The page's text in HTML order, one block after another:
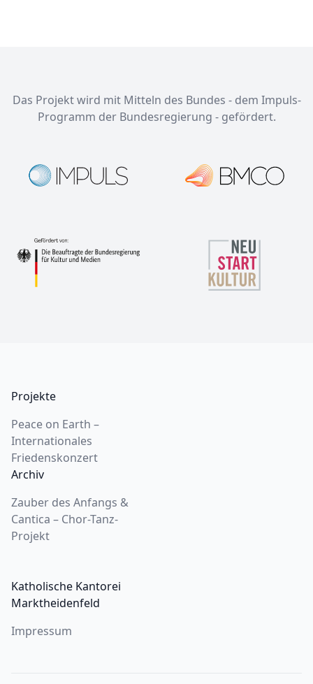
Das Projekt wird mit Mitteln des Bundes - dem Impuls-
Programm der Bundesregierung - gefördert.
Projekte
Peace on Earth –
Internationales
Friedenskonzert
Archiv
Zauber des Anfangs &
Cantica – Chor-Tanz-
Projekt
Katholische Kantorei
Marktheidenfeld
Impressum